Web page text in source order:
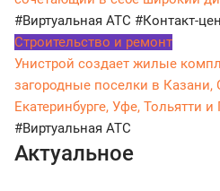
#Виртуальная АТС #Контакт-
Строительство и ремонт
Унистрой создает жилые
загородные поселки в Казани,
Екатеринбурге, Уфе, Тольятти
#Виртуальная АТС
Актуальное